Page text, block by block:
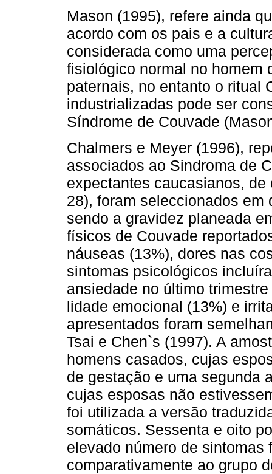
Mason (1995), refere ainda
acordo com os pais e a
considerada como uma
fisiológico normal no homem
paternais, no entanto o ritual
industria­lizadas pode ser
Síndrome de Couvade
Chalmers e Meyer (1996),
associados ao Sin­droma de
expectantes caucasianos,
28), foram seleccionados em
sendo a gravidez planeada
físicos de Couvade
náuseas (13%), dores nas
sintomas psicológicos
ansiedade no último
lidade emocional (13%) e
apresentados foram
Tsai e Chen`s (1997). A
homens casados, cujas
de gestação e uma segunda
cujas esposas não
foi utilizada a versão
somáticos. Sessenta e oito
elevado número de
comparativamente ao grupo